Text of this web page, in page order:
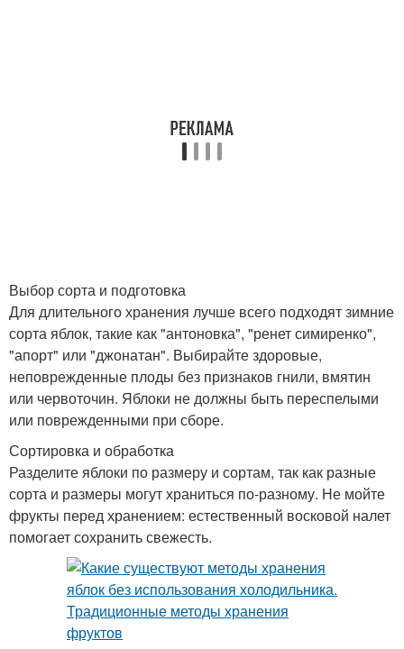
Выбор сорта и подготовка
Для длительного хранения лучше всего подходят зимние
сорта яблок, такие как "антоновка", "ренет симиренко",
"апорт" или "джонатан". Выбирайте здоровые,
неповрежденные плоды без признаков гнили, вмятин
или червоточин. Яблоки не должны быть переспелыми
или поврежденными при сборе.
Сортировка и обработка
Разделите яблоки по размеру и сортам, так как разные
сорта и размеры могут храниться по-разному. Не мойте
фрукты перед хранением: естественный восковой налет
помогает сохранить свежесть.